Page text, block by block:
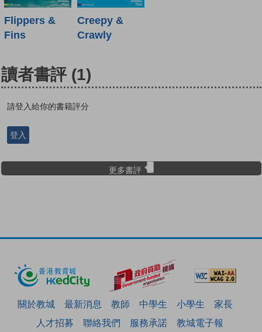
Flippers &
Fins
Creepy &
Crawly
讀者書評 (1)
請登入給你的書籍評分
登入
更多書評
關於教城 最新消息 教師 中學生 小學生
家長
人才招募
聯絡我們 服務承諾 教城電子報